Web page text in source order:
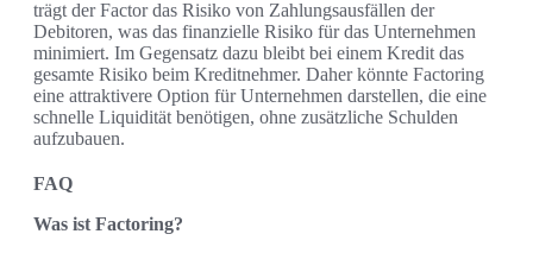
trägt der Factor das Risiko von Zahlungsausfällen der
Debitoren, was das finanzielle Risiko für das Unternehmen
minimiert. Im Gegensatz dazu bleibt bei einem Kredit das
gesamte Risiko beim Kreditnehmer. Daher könnte Factoring
eine attraktivere Option für Unternehmen darstellen, die eine
schnelle Liquidität benötigen, ohne zusätzliche Schulden
aufzubauen.
FAQ
Was ist Factoring?